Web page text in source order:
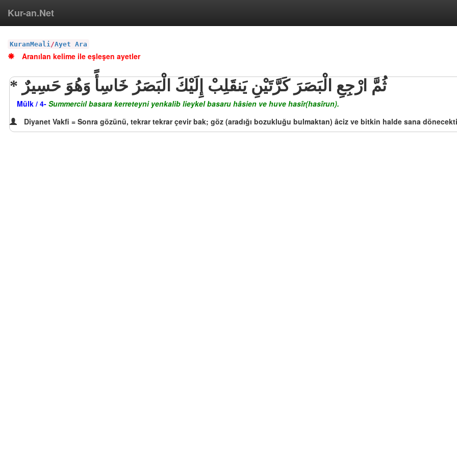
Kur-an.Net
KuranMeali/Ayet Ara
Aranılan kelime ile eşleşen ayetler
ثُمَّ ارْجِعِ الْبَصَرَ كَرَّتَيْنِ يَنقَلِبْ إِلَيْكَ الْبَصَرُ خَاسِأً وَهُوَ حَسِيرٌ
Mülk / 4- Summerciıl basara kerreteyni yenkalib lieykel basaru hâsien ve huve hasîr(hasîrun).
Diyanet Vakfi = Sonra gözünü, tekrar tekrar çevir bak; göz (aradığı bozukluğu bulmaktan) âciz ve bitkin halde sana